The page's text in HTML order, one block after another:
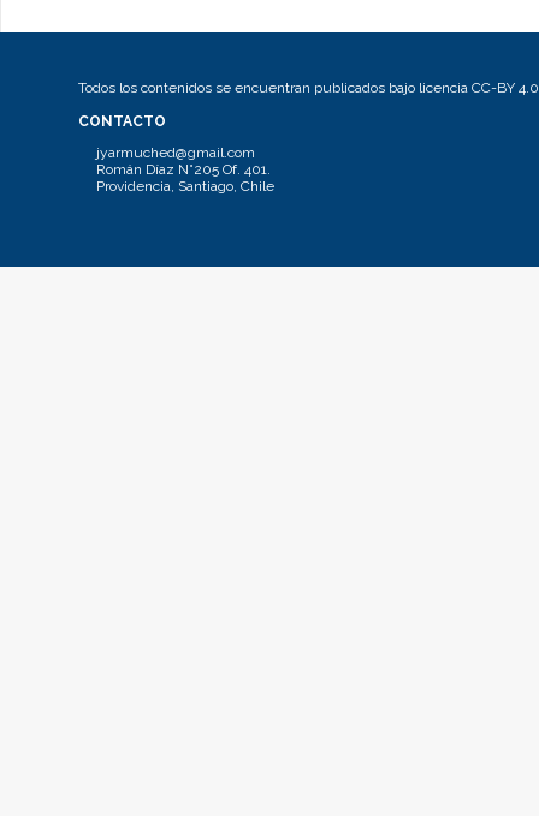
Todos los contenidos se encuentran publicados bajo licencia CC-BY 4.0
CONTACTO
jyarmuched@gmail.com
Román Díaz N°205 Of. 401.
Providencia, Santiago, Chile